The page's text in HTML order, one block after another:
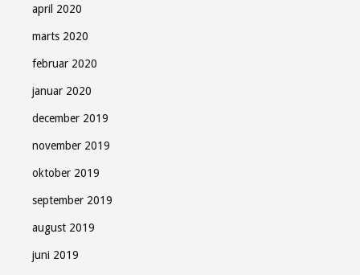
april 2020
marts 2020
februar 2020
januar 2020
december 2019
november 2019
oktober 2019
september 2019
august 2019
juni 2019